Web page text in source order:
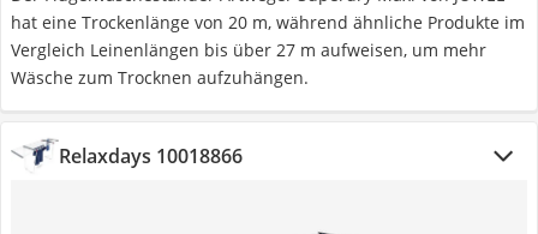
hat eine Trockenlänge von 20 m, während ähnliche Produkte im
Vergleich Leinenlängen bis über 27 m aufweisen, um mehr
Wäsche zum Trocknen aufzuhängen.
Relaxdays 10018866